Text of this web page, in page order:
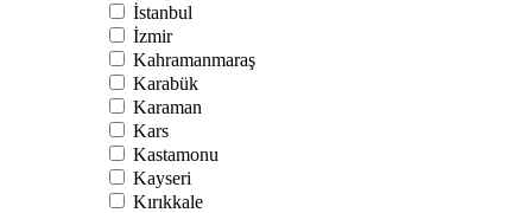
İstanbul
İzmir
Kahramanmaraş
Karabük
Karaman
Kars
Kastamonu
Kayseri
Kırıkkale